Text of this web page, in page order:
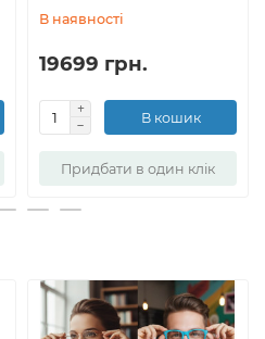
В наявності
19699 грн.
В кошик
Придбати в один клік